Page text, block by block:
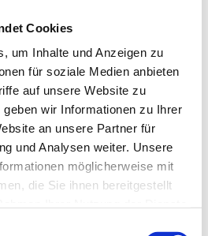
Cookies
um Inhalte und Anzeigen zu
für soziale Medien anbieten
auf unsere Website zu
wir Informationen zu Ihrer
an unsere Partner für
und Analysen weiter. Unsere
möglicherweise mit
die Sie ihnen bereitgestellt